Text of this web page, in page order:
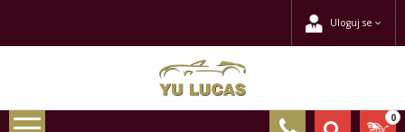
Uloguj se
0